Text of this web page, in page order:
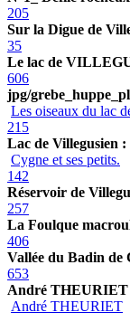
205
Sur la Digue de
35
Le lac de
606
jpg/
Les oiseaux du lac
215
Lac de Villegusien :
Cygne et ses petits.
142
Réservoir de
257
La Foulque
406
Vallée du Badin de
653
André THEURIET
André THEURIET